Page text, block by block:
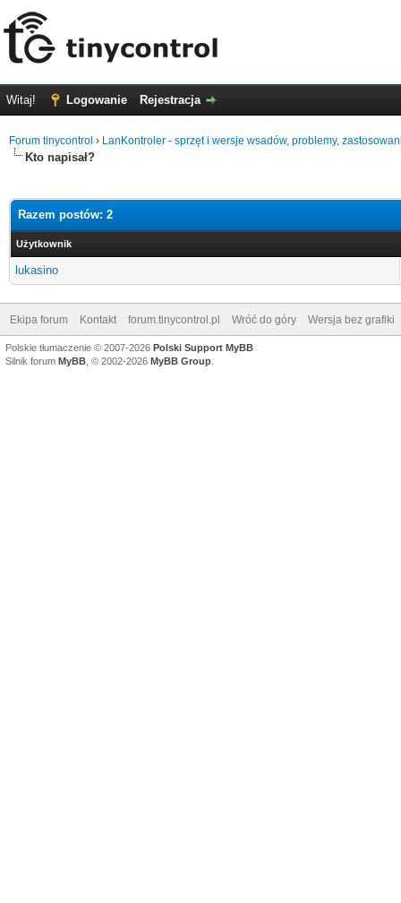
Witaj! Logowanie Rejestracja
Forum tinycontrol › LanKontroler - sprzęt i wersje wsadów, problemy,
Kto napisał?
Razem postów: 2
Użytkownik
lukasino
Ekipa forum Kontakt forum.tinycontrol.pl Wróć do góry Wersja bez grafiki
Polskie tłumaczenie © 2007-2026 Polski Support MyBB
Silnik forum MyBB , © 2002-2026 MyBB Group